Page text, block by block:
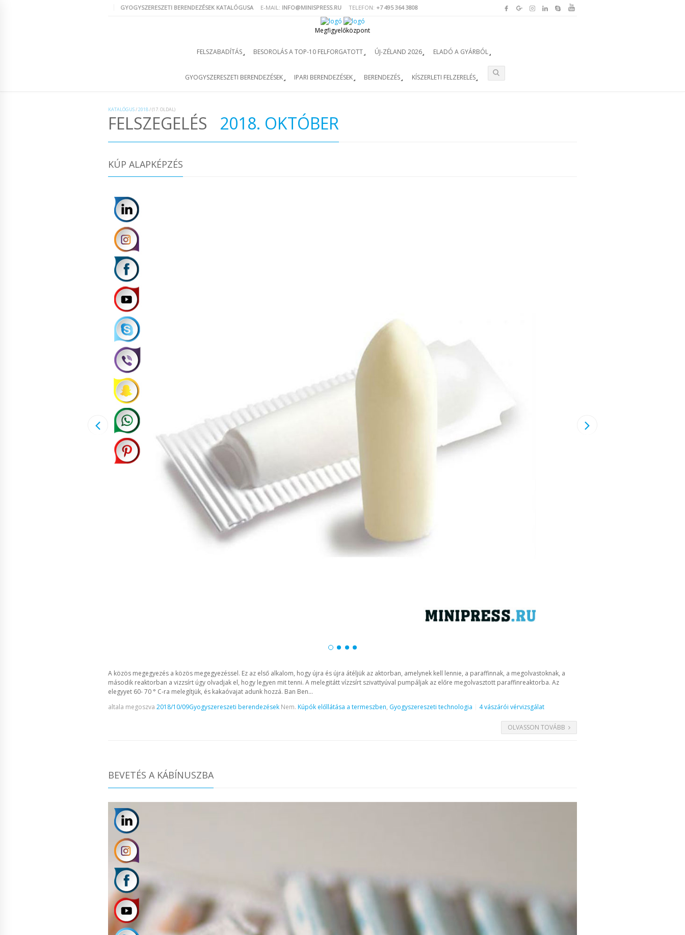
GYOGYSZERESZETI BERENDEZÉSEK KATALÓGUSA E-MAIL: INFO@MINISPRESS.RU TELEFON: +7 495 364 3808
Megfigyelőközpont
FELSZABADÍTÁS BESOROLÁS A TOP-10 FELFORGATOTT ÚJ-ZÉLAND 2026 ELADÓ A GYÁRBÓL
GYOGYSZERESZETI BERENDEZÉSEK IPARI BERENDEZÉSEK BERENDEZÉS KÍSZERLETI FELZERELÉS
KATALÓGUS/2018/(17. OLDAL)
FELSZEGELÉS 2018. OKTÓBER
KÚP ALAPKÉPZÉS
A közös megegyezés a közös megegyezéssel. Ez az első alkalom, hogy újra és újra átéljük az aktorban, amelynek kell lennie, a paraffinnak, a megolvastoknak, a
második reaktorban a vizzsírt úgy olvadjak el, hogy legyen mit tenni. A melegitátt vízzsírt szivattyúval pumpáljak az előre megolvasztott paraffinreaktorba. Az
elegyyet 60- 70 ° C-ra melegítjük, és kakaóvajat adunk hozzá. Ban Ben...
altala megoszva 2018/10/09Gyogyszereszeti berendezések Nem. Kúpók előllátása a termeszben, Gyogyszereszeti technologia 4 vászárói vérvizsgálat
OLVASSON TOVÁBB
BEVETÉS A KÁBÍNUSZBA